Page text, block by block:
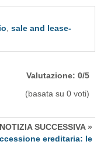
sale and lease-
Valutazione: 0/5
(basata su 0 voti)
NOTIZIA SUCCESSIVA »
ereditaria: le